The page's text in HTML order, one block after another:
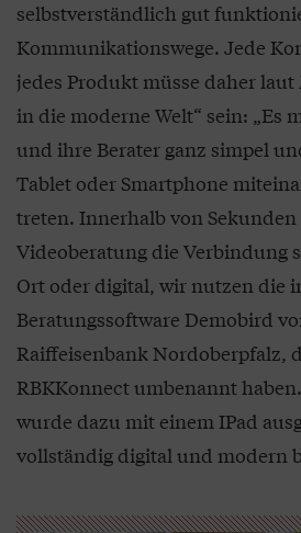
selbstverständlich gut
Kommunikationswege. Jede
jedes Produkt müsse daher
in die moderne Welt“ sein: „Es
und ihre Berater ganz simpel
Tablet oder Smartphone
treten. Innerhalb von
Videoberatung die Verbindung
Ort oder digital, wir nutzen die
Beratungssoftware Demobird
Raiffeisenbank Nordoberpfalz,
RBKKonnect umbenannt
wurde dazu mit einem IPad
vollständig digital und modern